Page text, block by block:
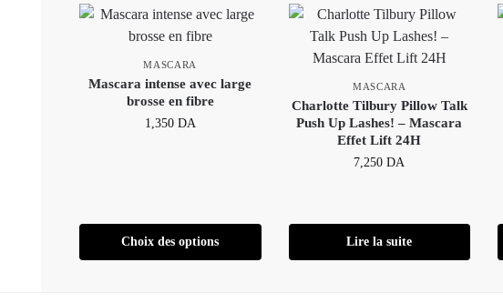
MASCARA
Mascara intense avec large
brosse en fibre
1,350 DA
Choix des options
MASCARA
Charlotte Tilbury Pillow Talk
Push Up Lashes! – Mascara
Effet Lift 24H
7,250DA
Lire la suite